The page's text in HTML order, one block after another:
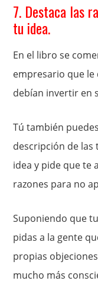
7. Destaca las
tu idea.
En el libro se
empresario que
debían invertir en
Tú también
descripción de las
idea y pide que te
razones para no
Suponiendo que
pidas a la gente
propias
mucho más